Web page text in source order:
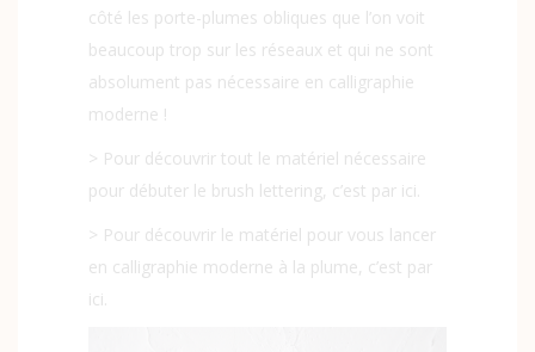
côté les porte-plumes obliques que l’on voit
beaucoup trop sur les réseaux et qui ne sont
absolument pas nécessaire en calligraphie
moderne !
> Pour découvrir tout le matériel nécessaire
pour débuter le brush lettering, c’est par ici.
> Pour découvrir le matériel pour vous lancer
en calligraphie moderne à la plume, c’est par
ici.